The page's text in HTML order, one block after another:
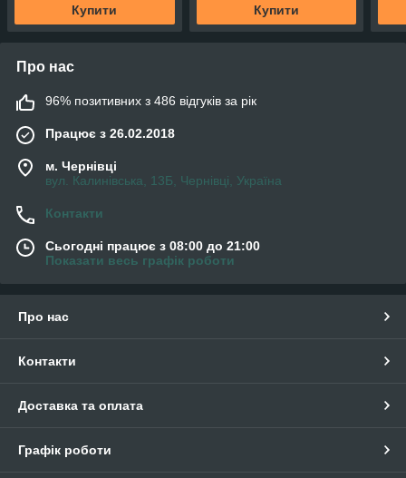
Купити Купити
Про нас
96% позитивних з 486 відгуків за рік
Працює з 26.02.2018
м. Чернівці
вул. Калинівська, 13Б, Чернівці, Україна
Контакти
Сьогодні працює з 08:00 до 21:00
Показати весь графік роботи
Про нас
Контакти
Доставка та оплата
Графік роботи